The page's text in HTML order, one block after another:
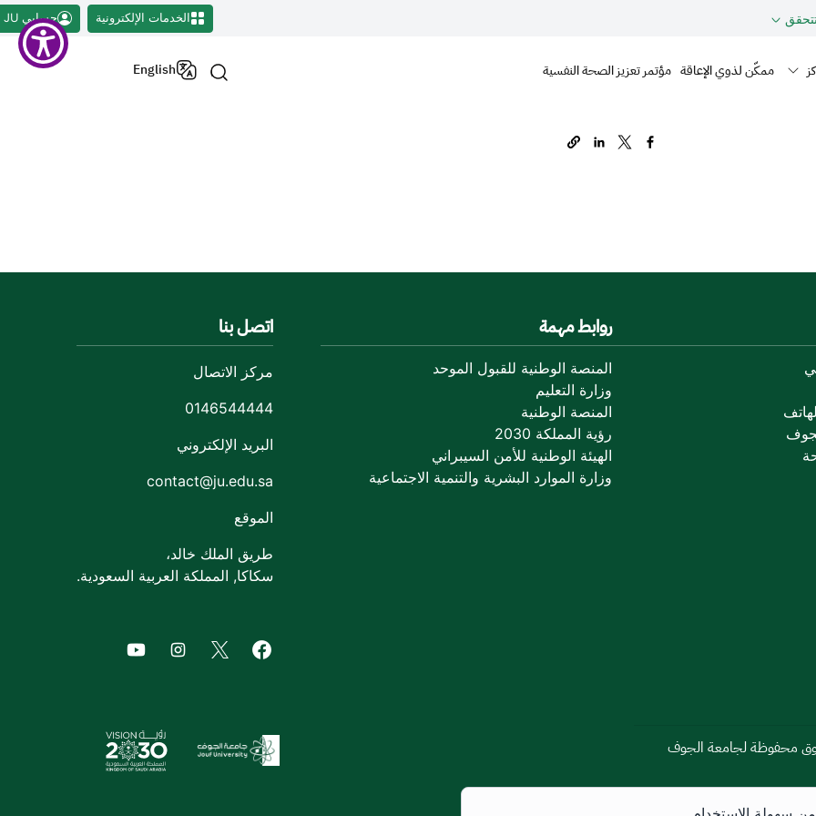
الخدمات الإلكترونية حسابي JU
ممكّن لذوي الإعاقة مؤتمر تعزيز الصحة النفسية English
روابط مهمة
المنصة الوطنية للقبول الموحد
وزارة التعليم
المنصة الوطنية
رؤية المملكة 2030
الهيئة الوطنية للأمن السيبراني
وزارة الموارد البشرية والتنمية الاجتماعية
اتصل بنا
مركز الاتصال
0146544444
البريد الإلكتروني
contact@ju.edu.sa
الموقع
طريق الملك خالد،
سكاكا, المملكة العربية السعودية.
Facebook of Jouf University
X of Jouf University
of Jouf University